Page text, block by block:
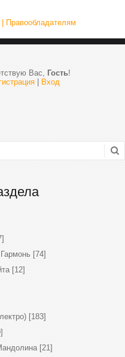
| Правообладателям
Вас, Гость!
| Вход
[74]
[12]
[183]
[21]